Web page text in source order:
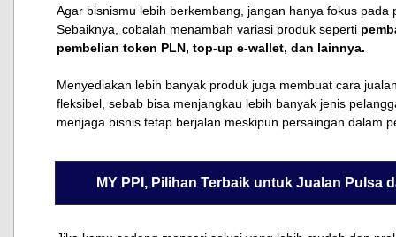
Agar bisnismu lebih berkembang, jangan hanya fokus pada
Sebaiknya, cobalah menambah variasi produk seperti
pembelian token PLN, top-up e-wallet, dan lainnya.
Menyediakan lebih banyak produk juga membuat cara
fleksibel, sebab bisa menjangkau lebih banyak jenis
menjaga bisnis tetap berjalan meskipun persaingan dalam
MY PPI, Pilihan Terbaik untuk Jualan Pulsa